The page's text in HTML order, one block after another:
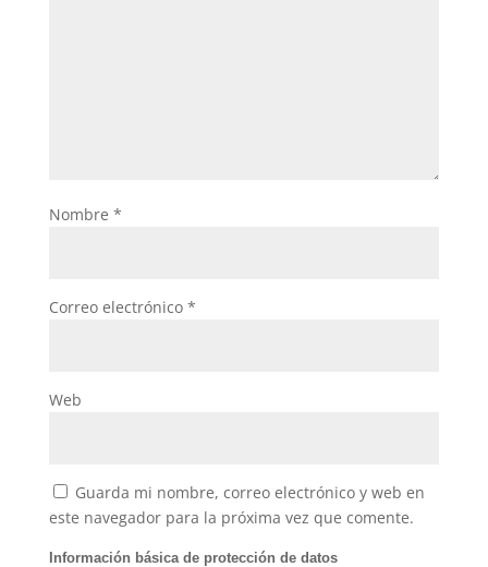
Nombre *
Correo electrónico *
Web
Guarda mi nombre, correo electrónico y web en
este navegador para la próxima vez que comente.
Información básica de protección de datos